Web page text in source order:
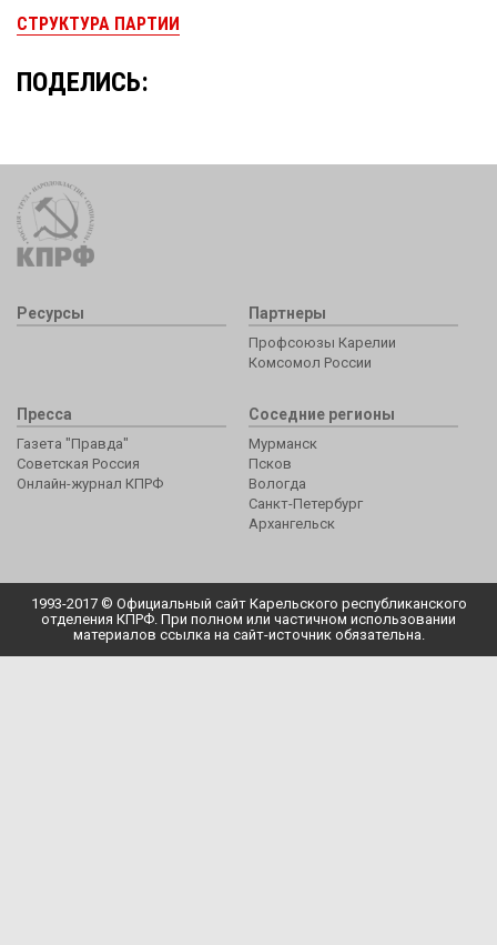
СТРУКТУРА ПАРТИИ
ПОДЕЛИСЬ:
Ресурсы Партнеры
Профсоюзы Карелии
Комсомол России
Пресса
Газета "Правда"
Советская Россия
Онлайн-журнал КПРФ
Соседние регионы
Мурманск
Псков
Вологда
Санкт-Петербург
Архангельск
1993-2017 © Официальный сайт Карельского республиканского
отделения КПРФ. При полном или частичном использовании
материалов ссылка на сайт-источник обязательна.